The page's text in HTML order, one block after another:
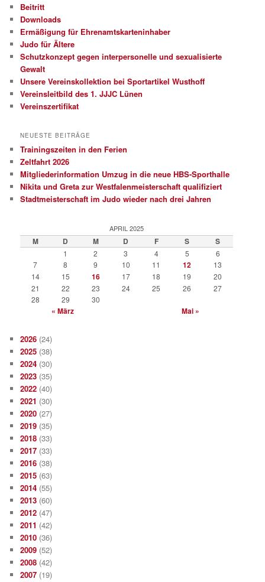
Beitritt
Downloads
Ermäßigung für Ehrenamtskarteninhaber
Judo für Ältere
Schutzkonzept gegen interpersonelle und sexualisierte
Gewalt
Unsere Vereinskollektion bei Sportartikel Wusthoff
Vereinsleitbild des 1. JJJC Lünen
Vereinszertifikat
NEUESTE BEITRÄGE
Trainingszeiten in den Ferien
Zeltfahrt 2026
Mitgliederinformation Umzug in die neue HBS-Sporthalle
Nikita und Greta zur Westfalenmeisterschaft qualifiziert
Stadtmeisterschaft im Judo wieder nach drei Jahren
APRIL 2025
M D M D F S S
1 2 3 4 5
6
7
8 9 10 11 12
13
14
15 16 17 18 19
20
21
22 23 24 25 26
27
28
29 30
« März Mai »
2026 (24)
2025 (38)
2024 (30)
2023 (35)
2022 (40)
2021 (30)
2020 (27)
2019 (35)
2018 (33)
2017 (33)
2016 (38)
2015 (63)
2014 (55)
2013 (60)
2012 (47)
2011 (42)
2010 (36)
2009 (52)
2008 (42)
2007 (19)